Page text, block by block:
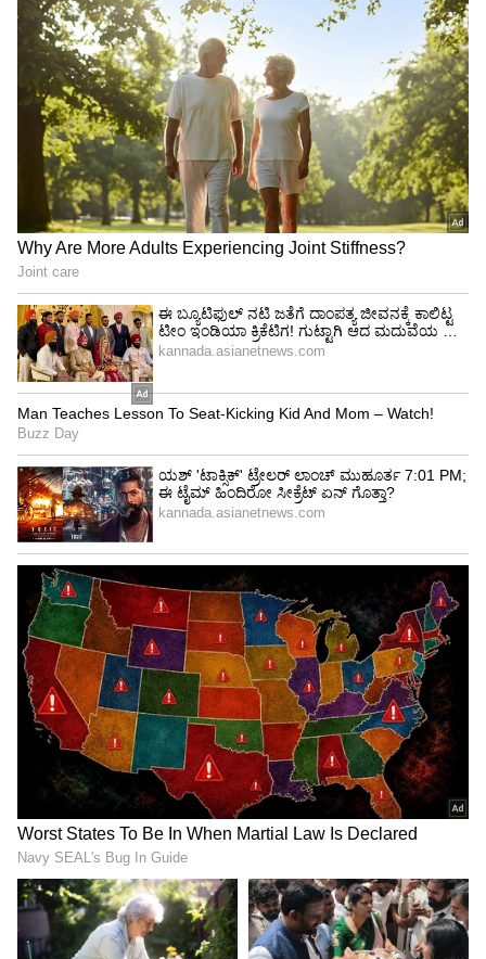
ನಿರ್ಮಾಣ ಮಾಡುವ ಬಗ್ಗೆ ಸಾಧಕ ಬಾಧಕಗಳನ್ನ ಚರ್ಚಿಸಿ
ತೀರ್ಮಾನ ತೆಗೆದುಕೊಳ್ಳುತ್ತೇವೆ. ಸಚಿವರು ಕೂಡಾ ಈ ಬಗ್ಗೆ
ಹೇಳಿದ್ದಾರೆ. ಹೊಸ ರಸ್ತೆಯಲ್ಲಿ ಫ್ಲೈಓವರ್ ನಿರ್ಮಾಣದ ಬಗ್ಗೆ
ಚರ್ಚೆ ಮಾಡಿ ತೀರ್ಮಾನ ತೆಗೆದುಕೊಳ್ತೇವೆ ಎಂದು ಹೇಳಿದ್ದಾರೆ.
4
4
Image Credit :Asianet News
ಎಲಿವೇಟೆಡ್ ರೋಡ್
ನಗರದ ಟ್ರಾಫಿಕ್ ದಟ್ಟಣೆ ಸಮಸ್ಯೆಗೆ ಧೀರ್ಘಕಾಲದ
ಪರಿಹಾರಕ್ಕಾಗಿ ಸುರಂಗ ರಸ್ತೆಯ ಜೊತೆಗೆ 150 ಕಿ.ಮೀ ಉದ್ದದ
ಎತ್ತರಿಸಿದ ರಸ್ತೆ (ಎಲಿವೇಟೆಡ್ ರೋಡ್) ನಿರ್ಮಿಸಲಾಗುವುದು.
ಪೂರ್ವ ಭಾಗದಿಂದ ಪಶ್ಚಿಮ ಭಾಗವನ್ನು ಸಂಪರ್ಕಿಸಲು ಹಳೇ